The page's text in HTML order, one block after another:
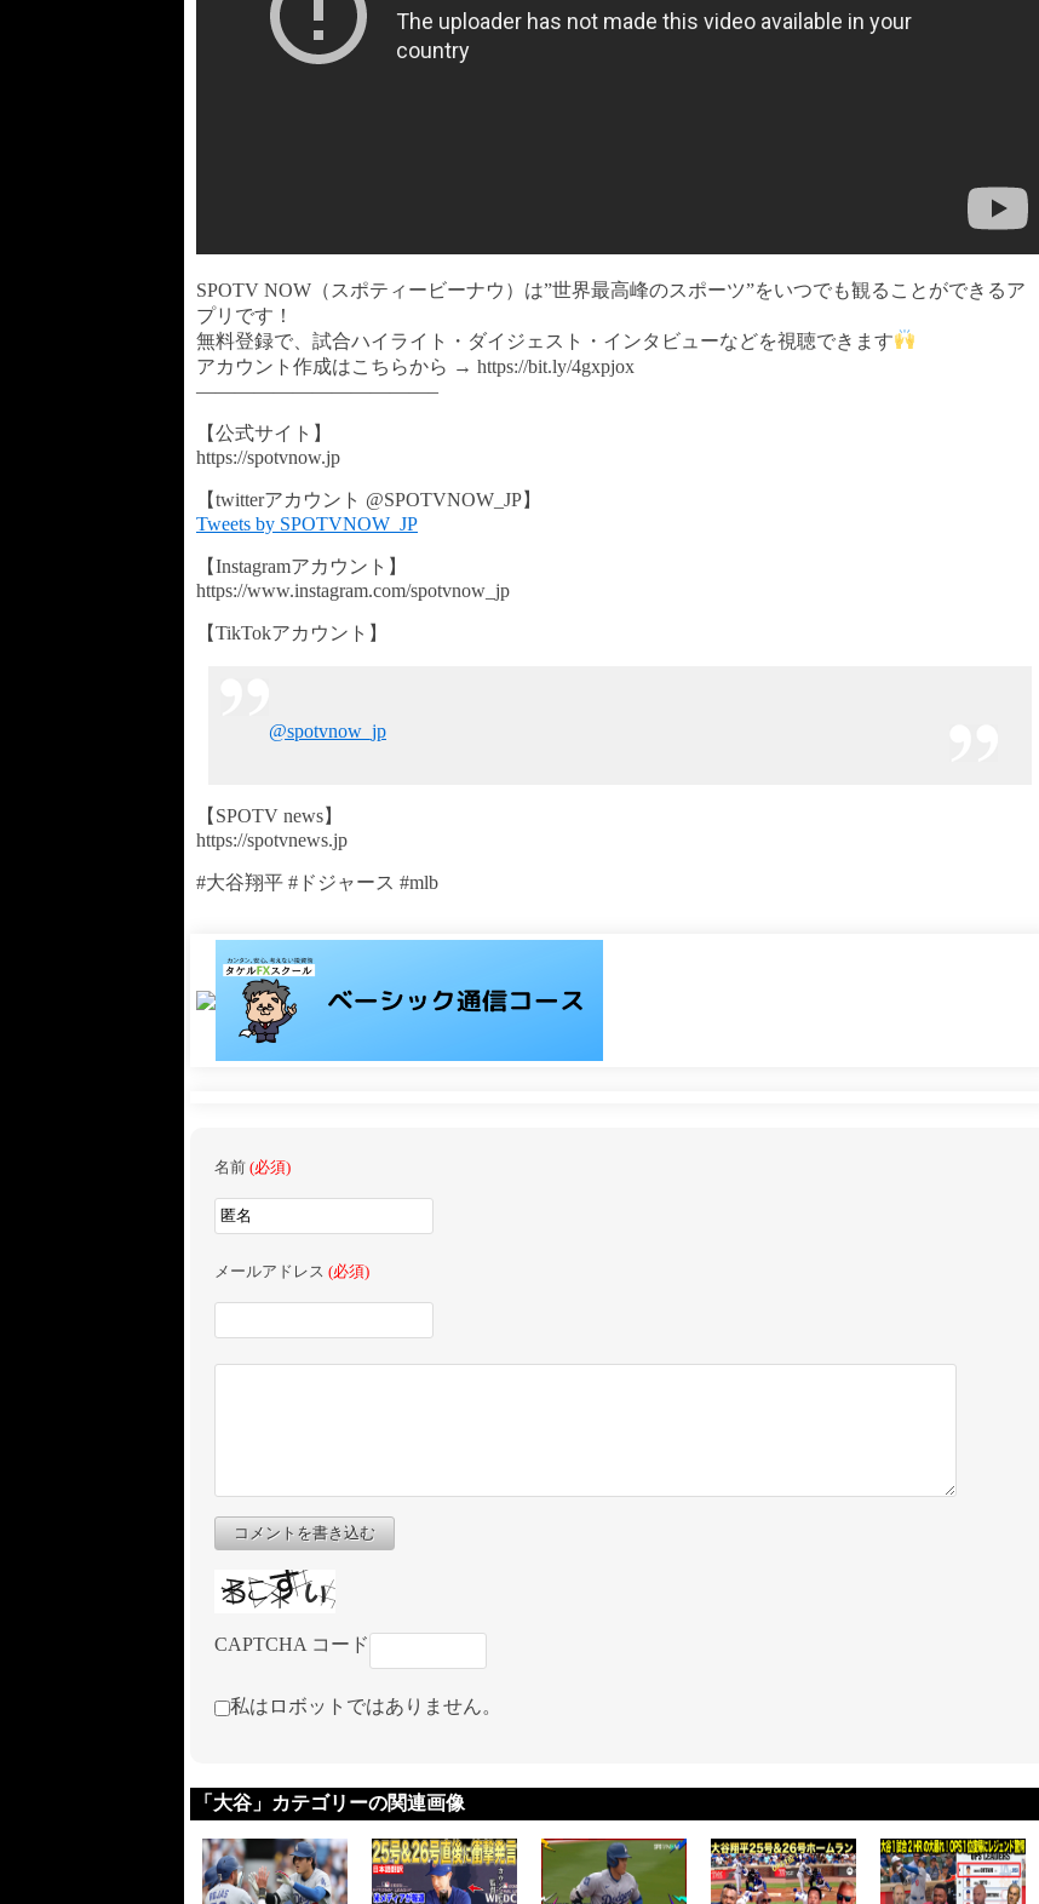
SPOTV NOW（スポティービーナウ）は”世界最高峰のスポーツ”をいつでも観ることができるア
プリです！
無料登録で、試合ハイライト・ダイジェスト・インタビューなどを視聴できます
アカウント作成はこちらから → https://bit.ly/4gxpjox
————————————–
【公式サイト】
https://spotvnow.jp​​​​​​​​​​
【twitterアカウント @SPOTVNOW_JP】
Tweets by SPOTVNOW_JP
【Instagramアカウント】
https://www.instagram.com/spotvnow_jp
【TikTokアカウント】
@spotvnow_jp
【SPOTV news】
https://spotvnews.jp
#大谷翔平 #ドジャース #mlb
名前 (必須)
メールアドレス (必須)
コメントを書き込む
CAPTCHA コード
私はロボットではありません。
「大谷」カテゴリーの関連画像